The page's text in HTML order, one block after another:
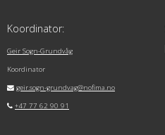
Koordinator:
Geir Sogn-Grundvåg
Koordinator
geir.sogn-grundvag@nofima.no
+47 77 62 90 91